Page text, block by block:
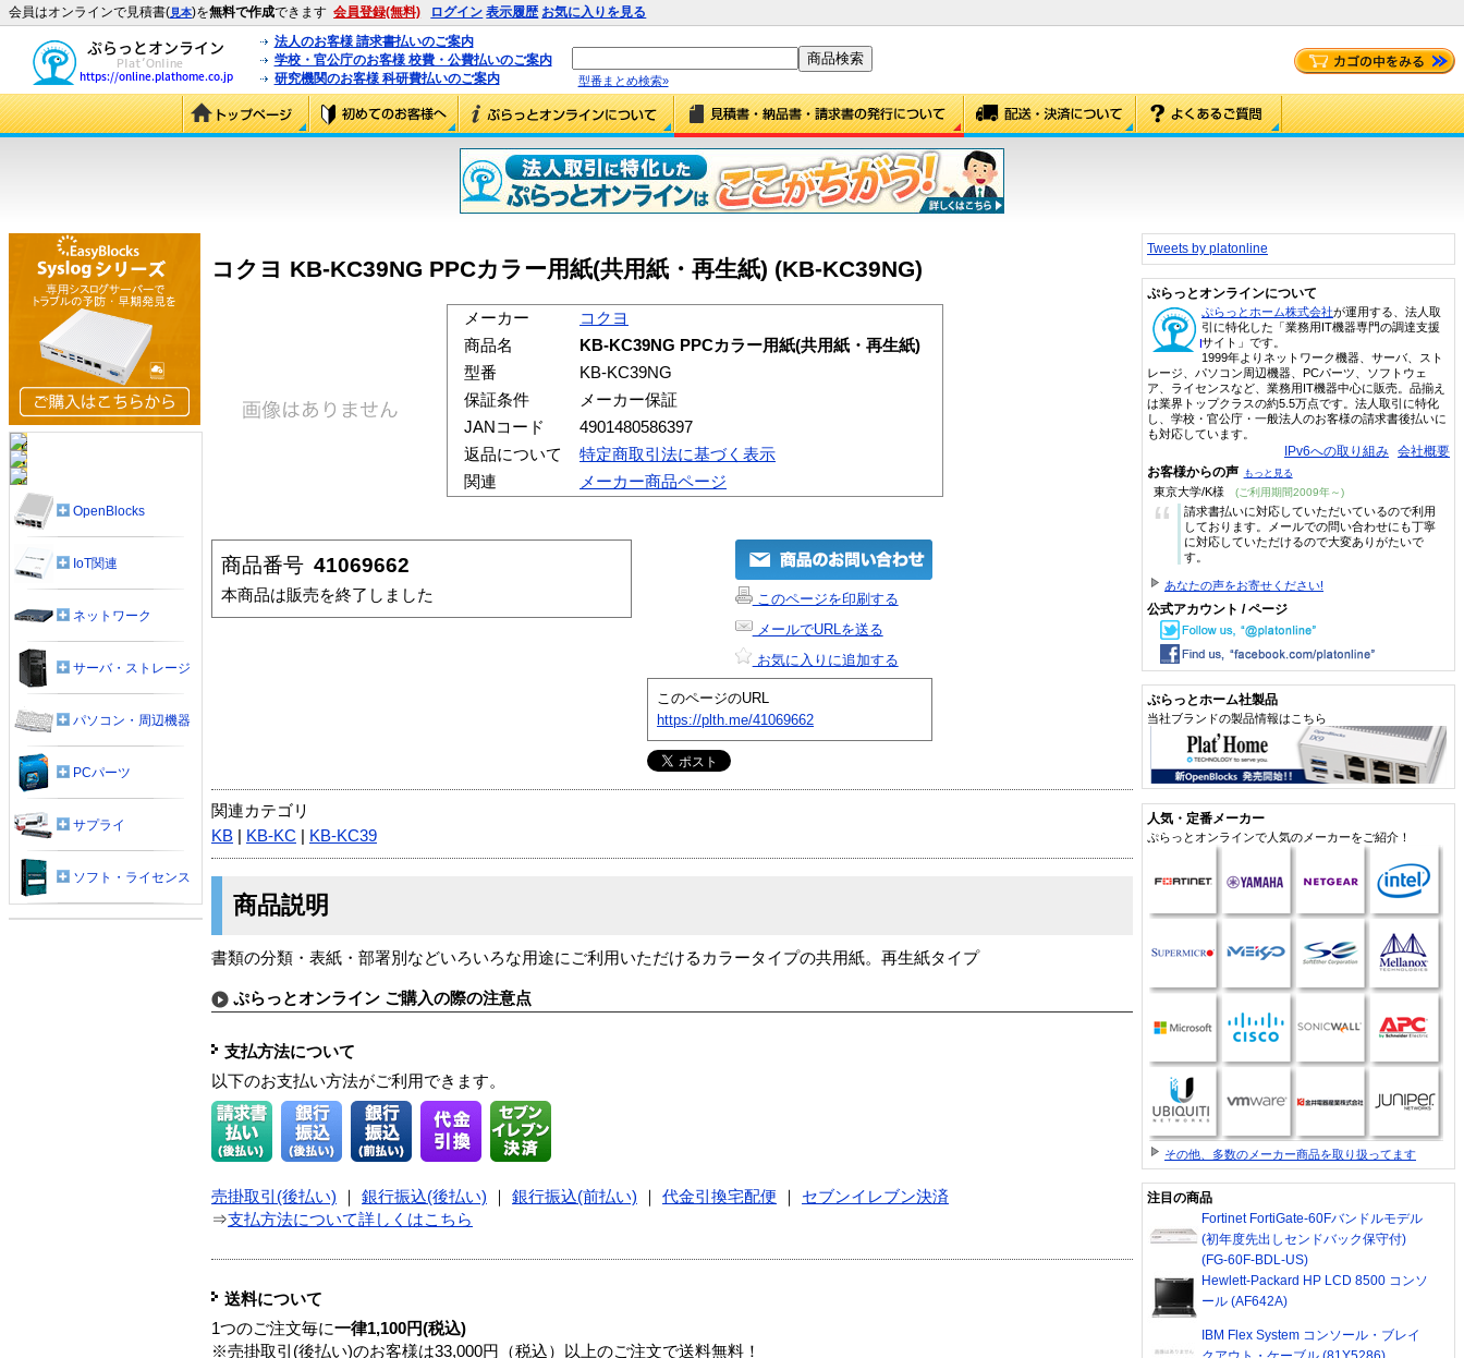
会員はオンラインで見積書(見本)を無料で作成できます 会員登録(無料) ログイン 表示履歴 お気に入りを見る
法人のお客様 請求書払いのご案内
学校・官公庁のお客様 校費・公費払いのご案内
研究機関のお客様 科研費払いのご案内
型番まとめ検索»
コクヨ KB-KC39NG PPCカラー用紙(共用紙・再生紙) (KB-KC39NG)
メーカー
コクヨ
商品名
KB-KC39NG PPCカラー用紙(共用紙・再生紙)
型番
KB-KC39NG
保証条件
メーカー保証
JANコード
4901480586397
返品について
特定商取引法に基づく表示
関連
メーカー商品ページ
商品番号 41069662
本商品は販売を終了しました
このページを印刷する
メールでURLを送る
お気に入りに追加する
このページのURL
https://plth.me/41069662
関連カテゴリ
KB
KB-KC KB-KC39
商品説明
書類の分類・表紙・部署別などいろいろな用途にご利用いただけるカラータイプの共用紙。再生紙タイプ
ぷらっとオンライン ご購入の際の注意点
支払方法について
以下のお支払い方法がご利用できます。
売掛取引(後払い) 銀行振込(後払い) 銀行振込(前払い) 代金引換宅配便
セブンイレブン決済
⇒支払方法について詳しくはこちら
送料について
1つのご注文毎に一律1,100円(税込)
※売掛取引(後払い)のお客様は33,000円（税込）以上のご注文で送料無料！
OpenBlocks
IoT関連
ネットワーク
サーバ・ストレージ
パソコン・周辺機器
PCパーツ
サプライ
ソフト・ライセンス
Tweets by platonline
ぷらっとオンラインについて
ぷらっとホーム株式会社が運用する、法人取
引に特化した「業務用IT機器専門の調達支援
サイト」です。
1999年よりネットワーク機器、サーバ、スト
レージ、パソコン周辺機器、PCパーツ、ソフトウェ
ア、ライセンスなど、業務用IT機器中心に販売。品揃え
は業界トップクラスの約5.5万点です。法人取引に特化
し、学校・官公庁・一般法人のお客様の請求書後払いに
も対応しています。
IPv6への取り組み 会社概要
お客様からの声 もっと見る
東京大学/K様 (ご利用期間2009年～)
“
請求書払いに対応していただいているので利用
しております。メールでの問い合わせにも丁寧
に対応していただけるので大変ありがたいで
す。
あなたの声をお寄せください!
公式アカウント / ページ
ぷらっとホーム社製品
当社ブランドの製品情報はこちら
人気・定番メーカー
ぷらっとオンラインで人気のメーカーをご紹介！
その他、多数のメーカー商品を取り扱ってます
注目の商品
Fortinet FortiGate-60Fバンドルモデル
(初年度先出しセンドバック保守付)
(FG-60F-BDL-US)
Hewlett-Packard HP LCD 8500 コンソ
ール (AF642A)
IBM Flex System コンソール・ブレイ